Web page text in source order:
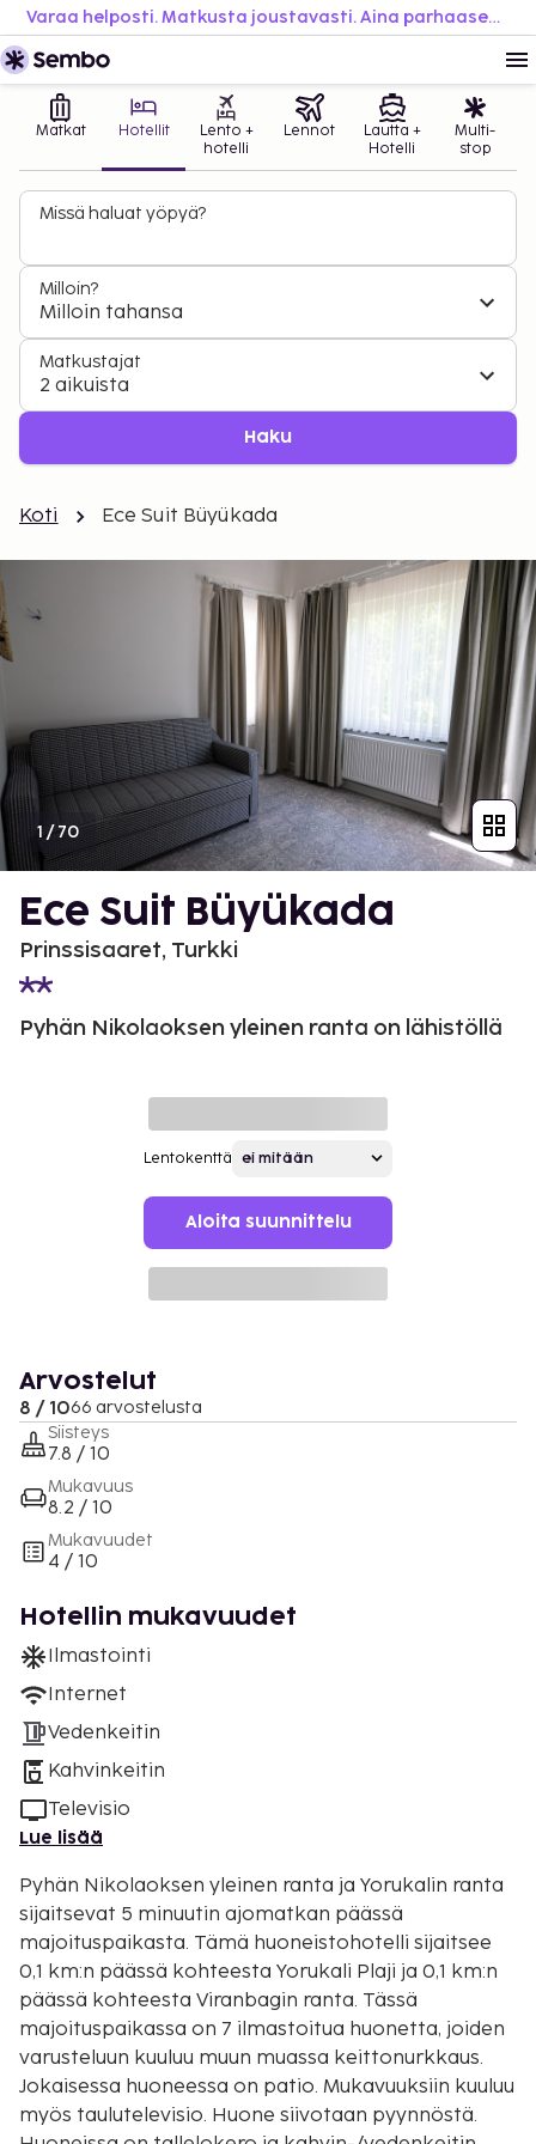
Varaa helposti. Matkusta joustavasti. Aina parhaaseen hintaan.
Matkat Hotellit
Lento +
hotelli
Lennot
Lautta +
Hotelli
Multi-
stop
Missä haluat yöpyä?
Milloin?
Milloin tahansa
Matkustajat
2 aikuista
Haku
Koti Ece Suit Büyükada
1 /70
Ece Suit Büyükada
Prinssisaaret, Turkki
Pyhän Nikolaoksen yleinen ranta on lähistöllä
Lentokenttä
Aloita suunnittelu
Arvostelut
8 / 1066 arvostelusta
Siisteys
7.8 / 10
Mukavuus
8.2 / 10
Mukavuudet
4 / 10
Hotellin mukavuudet
Ilmastointi
Internet
Vedenkeitin
Kahvinkeitin
Televisio
Lue lisää
Pyhän Nikolaoksen yleinen ranta ja Yorukalin ranta
sijaitsevat 5 minuutin ajomatkan päässä
majoituspaikasta. Tämä huoneistohotelli sijaitsee
0,1 km:n päässä kohteesta Yorukali Plaji ja 0,1 km:n
päässä kohteesta Viranbagin ranta. Tässä
majoituspaikassa on 7 ilmastoitua huonetta, joiden
varusteluun kuuluu muun muassa keittonurkkaus.
Jokaisessa huoneessa on patio. Mukavuuksiin kuuluu
myös taulutelevisio. Huone siivotaan pyynnöstä.